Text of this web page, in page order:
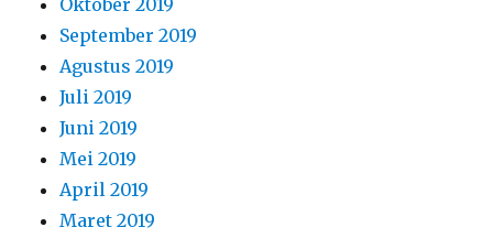
September 2019
Agustus 2019
Juli 2019
Juni 2019
Mei 2019
April 2019
Maret 2019